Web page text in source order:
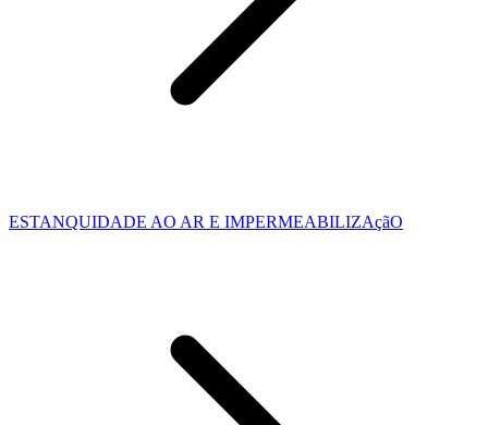
ESTANQUIDADE AO AR E IMPERMEABILIZAçãO